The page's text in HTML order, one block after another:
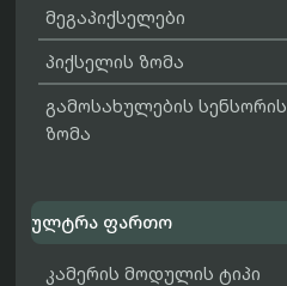
მეგაპიქსელები
პიქსელის ზომა
გამოსახულების სენსორის
ზომა
ულტრა ფართო
კამერის მოდულის ტიპი